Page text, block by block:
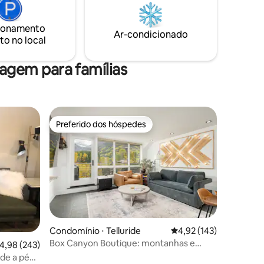
rio (pode fazer um passeio de boia no
verão) 2 quarteirões da rua principal
pode caminhar por todos os lugares, sem
necessidade de carro 1 vaga de garagem
no local
Ar-condicionado
para famílias
hóspedes
de uma avaliação média de 5, 243 avaliações
4,98 (243)
a pé
Preferido dos hóspedes
Preferido dos hóspedes
Condomínio ⋅ Telluride 4,92 de uma avaliação
4,92 (143)
Box Canyon Boutique: montanhas e